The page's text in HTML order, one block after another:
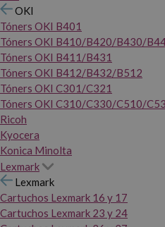
OKI
Tóners OKI B401
Tóners OKI B410/B420/B430/
Tóners OKI B411/B431
Tóners OKI B412/B432/B512
Tóners OKI C301/C321
Tóners OKI C310/C330/C510/
Ricoh
Kyocera
Konica Minolta
Lexmark
Lexmark
Cartuchos Lexmark 16 y 17
Cartuchos Lexmark 23 y 24